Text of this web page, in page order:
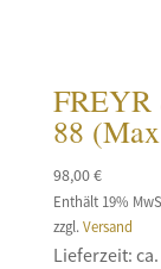
88
98,00€
Enthält 19%
zzgl.Versand
Lieferzeit: